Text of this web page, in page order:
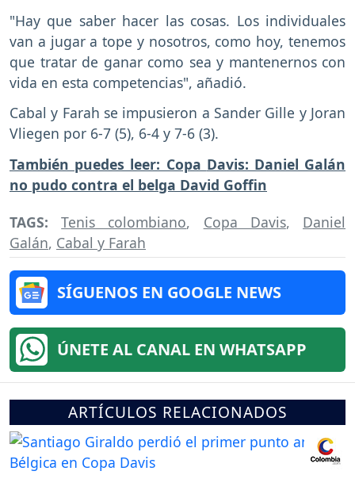
"Hay que saber hacer las cosas. Los individuales
van a jugar a tope y nosotros, como hoy, tenemos
que tratar de ganar como sea y mantenernos con
vida en esta competencias", añadió.
Cabal y Farah se impusieron a Sander Gille y Joran
Vliegen por 6-7 (5), 6-4 y 7-6 (3).
También puedes leer: Copa Davis: Daniel Galán
no pudo contra el belga David Goffin
TAGS:Tenis colombiano, Copa Davis, Daniel
Galán, Cabal y Farah
SÍGUENOS EN GOOGLE NEWS
ÚNETE AL CANAL EN WHATSAPP
ARTÍCULOS RELACIONADOS